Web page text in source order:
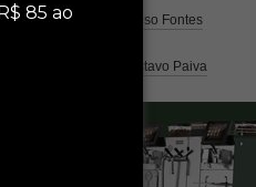
85 ao
Análisepor Caio Alonso Fontes
por Gustavo Paiva